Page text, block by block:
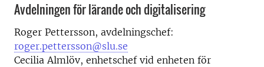
Avdelningen för lärande och digitalisering
Roger Pettersson, avdelningschef:
roger.pettersson@slu.se
Cecilia Almlöv, enhetschef vid enheten för